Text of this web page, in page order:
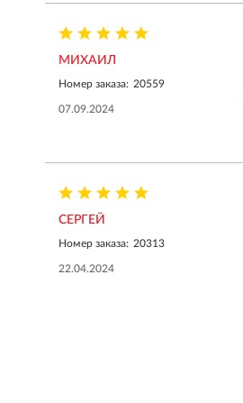
МИХАИЛ
Номер заказа: 20559
07.09.2024
СЕРГЕЙ
Номер заказа: 20313
22.04.2024